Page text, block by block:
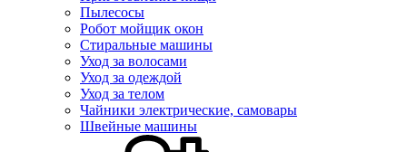
Пылесосы
Робот мойщик окон
Стиральные машины
Уход за волосами
Уход за одеждой
Уход за телом
Чайники электрические, самовары
Швейные машины